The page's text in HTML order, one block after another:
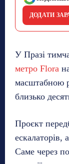
ДОДАТИ
У Празі
метро Flora
масштабною
близько
Проєкт
ескалаторів,
Саме через